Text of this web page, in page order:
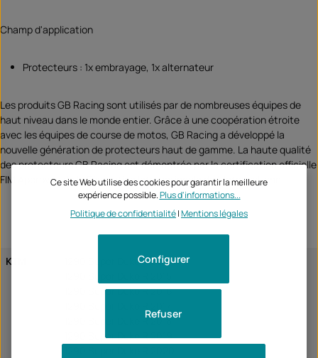
Champ d'application
Protecteurs : 1x embrayage, 1x alternateur
Les produits GB Racing sont utilisés par de nombreuses équipes de
haut niveau dans le monde entier. Grâce à une coopération étroite
avec les équipes de course de motos, GB Racing a développé la
nouvelle génération de protecteurs haut de gamme. La haute qualité
des protecteurs GB Racing est démontrée par la certification officielle
FIM Approved de la Fédération Internationale de Motocyclisme
KTM
1290 Super Duke R 2014
1290 Super Duke R 2016
1290 Super Duke R 2018
1290 Super Duke R 2019
Ce site Web utilise des cookies pour garantir la meilleure
expérience possible.Plus d'informations...
Politique de confidentialité|Mentions légales
Refuser
Configurer